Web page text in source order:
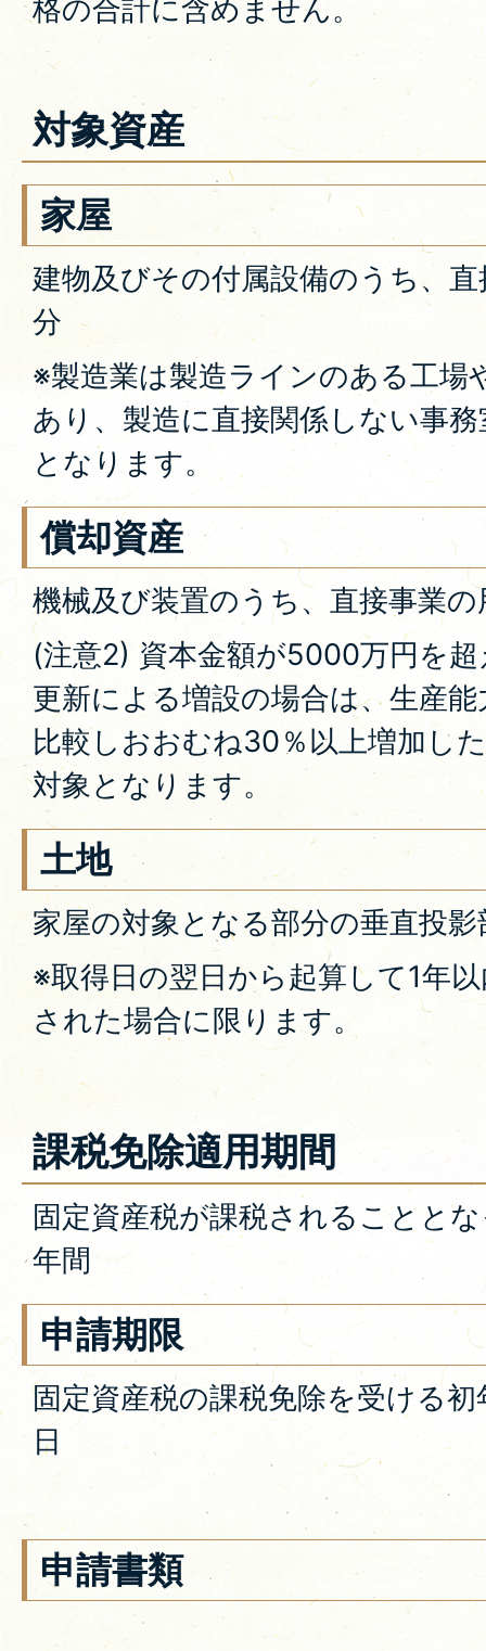
格の合計に含めません。
対象資産
家屋
建物及びその付属設備のうち、
分
※製造業は製造ラインのある工場
あり、製造に直接関係しない事
となります。
償却資産
機械及び装置のうち、直接事業
(注意2) 資本金額が5000万円を
更新による増設の場合は、生産
比較しおおむね30％以上増加し
対象となります。
土地
家屋の対象となる部分の垂直投
※取得日の翌日から起算して1年
された場合に限ります。
課税免除適用期間
固定資産税が課税されることと
年間
申請期限
固定資産税の課税免除を受ける
日
申請書類